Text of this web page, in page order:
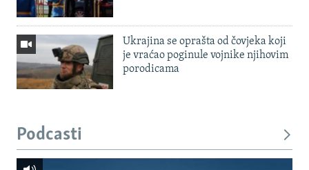
Ukrajina se oprašta od čovjeka koji
je vraćao poginule vojnike njihovim
porodicama
Podcasti